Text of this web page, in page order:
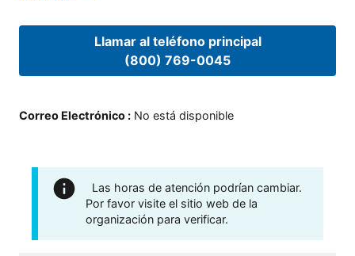
Llamar al teléfono principal
(800) 769-0045
Correo Electrónico : No está disponible
Las horas de atención podrían cambiar.
Por favor visite el sitio web de la
organización para verificar.